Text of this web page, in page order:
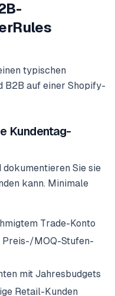
typischen
B2B auf einer Shopify-
Kundentag-
dokumentieren Sie sie
kann. Minimale
Trade-Konto
MOQ-Stufen-
mit Jahresbudgets
Retail-Kunden